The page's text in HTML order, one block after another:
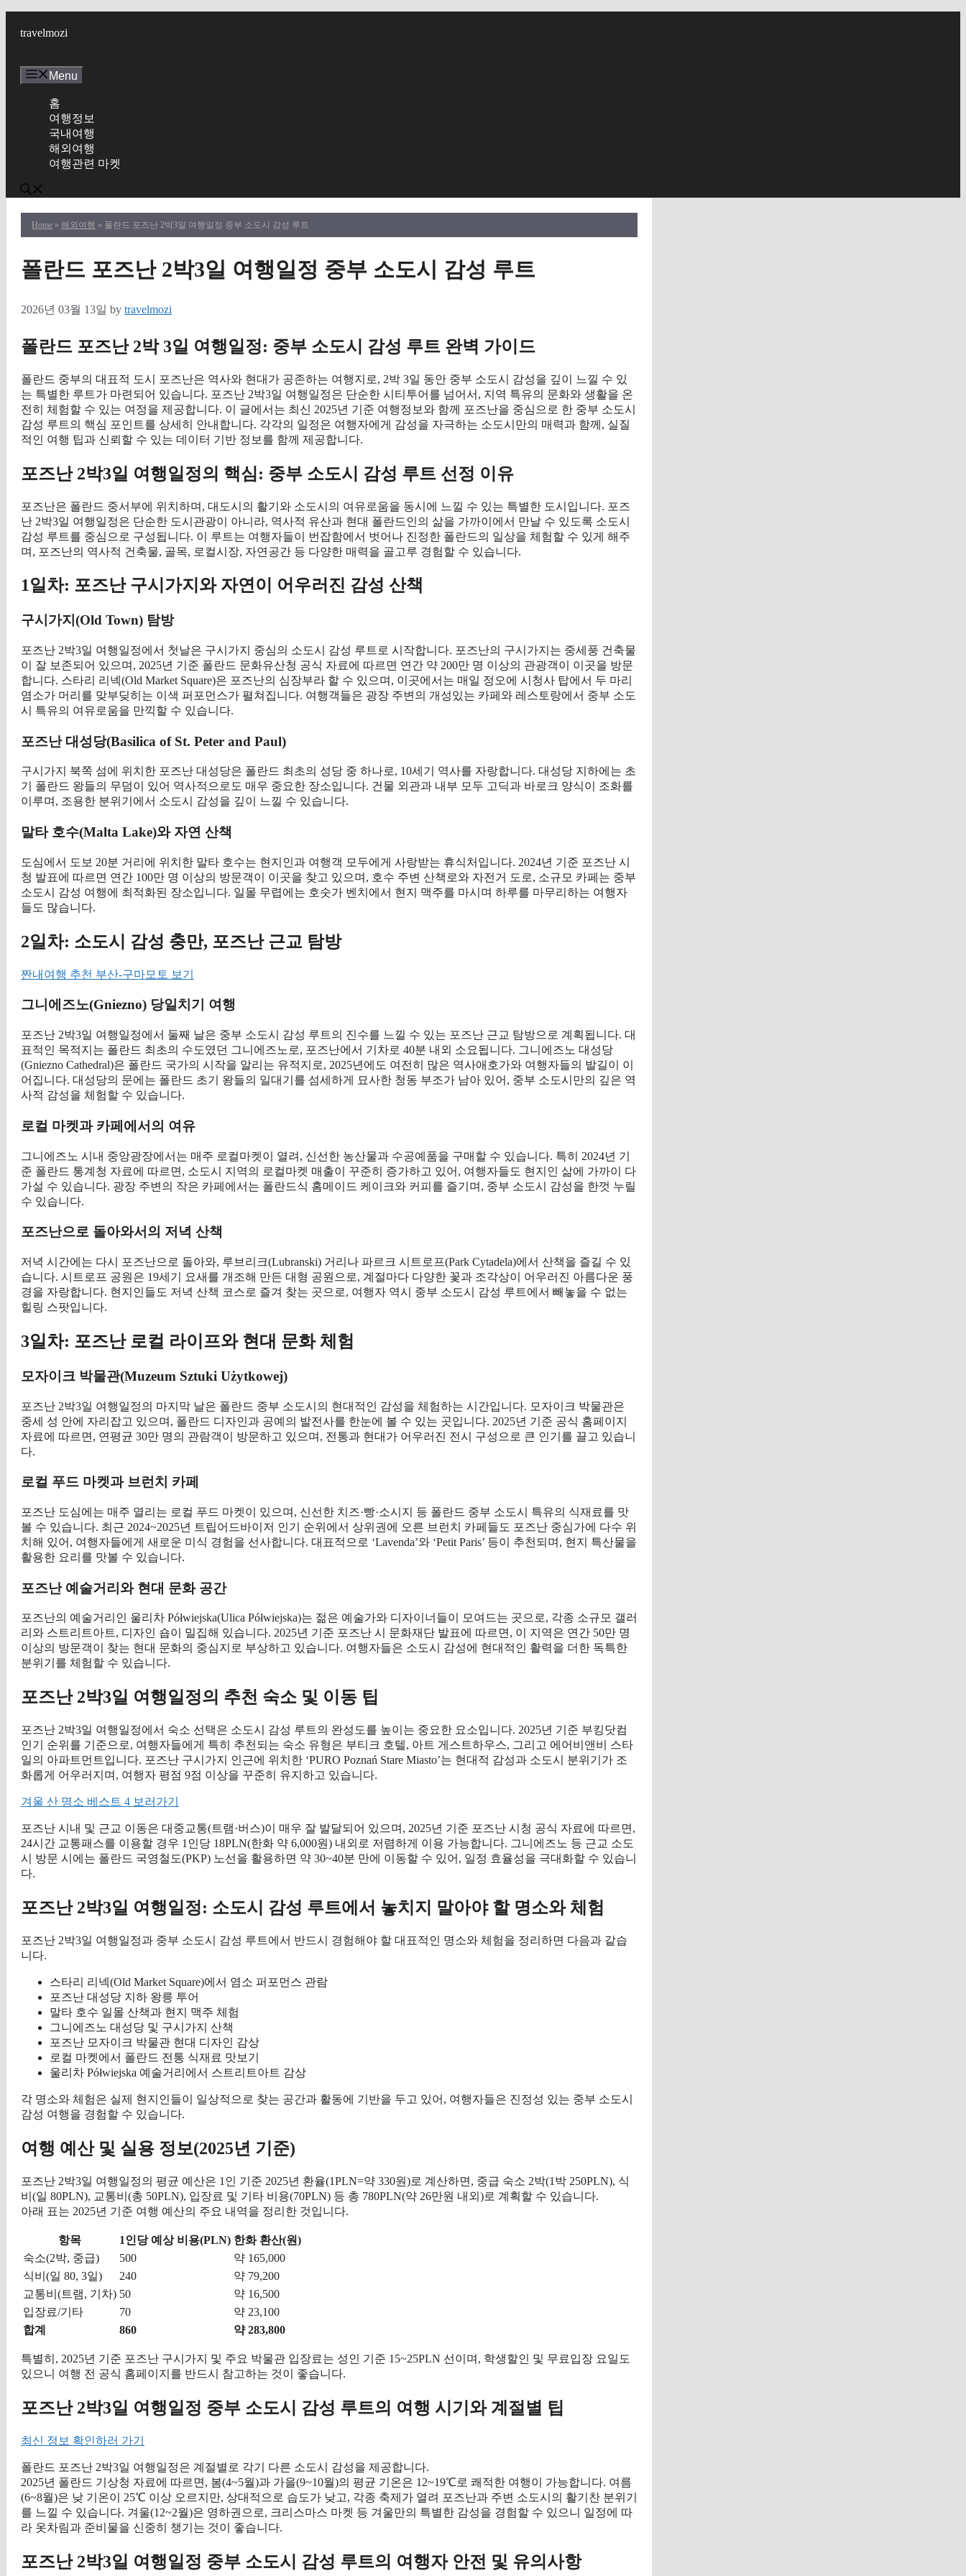
travelmozi
Menu
홈
여행정보
국내여행
해외여행
여행관련 마켓
Home » 해외여행 » 폴란드 포즈난 2박3일 여행일정 중부 소도시 감성 루트
폴란드 포즈난 2박3일 여행일정 중부 소도시 감성 루트
2026년 03월 13일 by travelmozi
폴란드 포즈난 2박 3일 여행일정: 중부 소도시 감성 루트 완벽 가이드
폴란드 중부의 대표적 도시 포즈난은 역사와 현대가 공존하는 여행지로, 2박 3일 동안 중부 소도시 감성을 깊이 느낄 수 있
는 특별한 루트가 마련되어 있습니다. 포즈난 2박3일 여행일정은 단순한 시티투어를 넘어서, 지역 특유의 문화와 생활을 온
전히 체험할 수 있는 여정을 제공합니다. 이 글에서는 최신 2025년 기준 여행정보와 함께 포즈난을 중심으로 한 중부 소도시
감성 루트의 핵심 포인트를 상세히 안내합니다. 각각의 일정은 여행자에게 감성을 자극하는 소도시만의 매력과 함께, 실질
적인 여행 팁과 신뢰할 수 있는 데이터 기반 정보를 함께 제공합니다.
포즈난 2박3일 여행일정의 핵심: 중부 소도시 감성 루트 선정 이유
포즈난은 폴란드 중서부에 위치하며, 대도시의 활기와 소도시의 여유로움을 동시에 느낄 수 있는 특별한 도시입니다. 포즈
난 2박3일 여행일정은 단순한 도시관광이 아니라, 역사적 유산과 현대 폴란드인의 삶을 가까이에서 만날 수 있도록 소도시
감성 루트를 중심으로 구성됩니다. 이 루트는 여행자들이 번잡함에서 벗어나 진정한 폴란드의 일상을 체험할 수 있게 해주
며, 포즈난의 역사적 건축물, 골목, 로컬시장, 자연공간 등 다양한 매력을 골고루 경험할 수 있습니다.
1일차: 포즈난 구시가지와 자연이 어우러진 감성 산책
구시가지(Old Town) 탐방
포즈난 2박3일 여행일정에서 첫날은 구시가지 중심의 소도시 감성 루트로 시작합니다. 포즈난의 구시가지는 중세풍 건축물
이 잘 보존되어 있으며, 2025년 기준 폴란드 문화유산청 공식 자료에 따르면 연간 약 200만 명 이상의 관광객이 이곳을 방문
합니다. 스타리 리넥(Old Market Square)은 포즈난의 심장부라 할 수 있으며, 이곳에서는 매일 정오에 시청사 탑에서 두 마리
염소가 머리를 맞부딪히는 이색 퍼포먼스가 펼쳐집니다. 여행객들은 광장 주변의 개성있는 카페와 레스토랑에서 중부 소도
시 특유의 여유로움을 만끽할 수 있습니다.
포즈난 대성당(Basilica of St. Peter and Paul)
구시가지 북쪽 섬에 위치한 포즈난 대성당은 폴란드 최초의 성당 중 하나로, 10세기 역사를 자랑합니다. 대성당 지하에는 초
기 폴란드 왕들의 무덤이 있어 역사적으로도 매우 중요한 장소입니다. 건물 외관과 내부 모두 고딕과 바로크 양식이 조화를
이루며, 조용한 분위기에서 소도시 감성을 깊이 느낄 수 있습니다.
말타 호수(Malta Lake)와 자연 산책
도심에서 도보 20분 거리에 위치한 말타 호수는 현지인과 여행객 모두에게 사랑받는 휴식처입니다. 2024년 기준 포즈난 시
청 발표에 따르면 연간 100만 명 이상의 방문객이 이곳을 찾고 있으며, 호수 주변 산책로와 자전거 도로, 소규모 카페는 중부
소도시 감성 여행에 최적화된 장소입니다. 일몰 무렵에는 호숫가 벤치에서 현지 맥주를 마시며 하루를 마무리하는 여행자
들도 많습니다.
2일차: 소도시 감성 충만, 포즈난 근교 탐방
짠내여행 추천 부산-구마모토 보기
그니에즈노(Gniezno) 당일치기 여행
포즈난 2박3일 여행일정에서 둘째 날은 중부 소도시 감성 루트의 진수를 느낄 수 있는 포즈난 근교 탐방으로 계획됩니다. 대
표적인 목적지는 폴란드 최초의 수도였던 그니에즈노로, 포즈난에서 기차로 40분 내외 소요됩니다. 그니에즈노 대성당
(Gniezno Cathedral)은 폴란드 국가의 시작을 알리는 유적지로, 2025년에도 여전히 많은 역사애호가와 여행자들의 발길이 이
어집니다. 대성당의 문에는 폴란드 초기 왕들의 일대기를 섬세하게 묘사한 청동 부조가 남아 있어, 중부 소도시만의 깊은 역
사적 감성을 체험할 수 있습니다.
로컬 마켓과 카페에서의 여유
그니에즈노 시내 중앙광장에서는 매주 로컬마켓이 열려, 신선한 농산물과 수공예품을 구매할 수 있습니다. 특히 2024년 기
준 폴란드 통계청 자료에 따르면, 소도시 지역의 로컬마켓 매출이 꾸준히 증가하고 있어, 여행자들도 현지인 삶에 가까이 다
가설 수 있습니다. 광장 주변의 작은 카페에서는 폴란드식 홈메이드 케이크와 커피를 즐기며, 중부 소도시 감성을 한껏 누릴
수 있습니다.
포즈난으로 돌아와서의 저녁 산책
저녁 시간에는 다시 포즈난으로 돌아와, 루브리크(Lubranski) 거리나 파르크 시트로프(Park Cytadela)에서 산책을 즐길 수 있
습니다. 시트로프 공원은 19세기 요새를 개조해 만든 대형 공원으로, 계절마다 다양한 꽃과 조각상이 어우러진 아름다운 풍
경을 자랑합니다. 현지인들도 저녁 산책 코스로 즐겨 찾는 곳으로, 여행자 역시 중부 소도시 감성 루트에서 빼놓을 수 없는
힐링 스팟입니다.
3일차: 포즈난 로컬 라이프와 현대 문화 체험
모자이크 박물관(Muzeum Sztuki Użytkowej)
포즈난 2박3일 여행일정의 마지막 날은 폴란드 중부 소도시의 현대적인 감성을 체험하는 시간입니다. 모자이크 박물관은
중세 성 안에 자리잡고 있으며, 폴란드 디자인과 공예의 발전사를 한눈에 볼 수 있는 곳입니다. 2025년 기준 공식 홈페이지
자료에 따르면, 연평균 30만 명의 관람객이 방문하고 있으며, 전통과 현대가 어우러진 전시 구성으로 큰 인기를 끌고 있습니
다.
로컬 푸드 마켓과 브런치 카페
포즈난 도심에는 매주 열리는 로컬 푸드 마켓이 있으며, 신선한 치즈·빵·소시지 등 폴란드 중부 소도시 특유의 식재료를 맛
볼 수 있습니다. 최근 2024~2025년 트립어드바이저 인기 순위에서 상위권에 오른 브런치 카페들도 포즈난 중심가에 다수 위
치해 있어, 여행자들에게 새로운 미식 경험을 선사합니다. 대표적으로 ‘Lavenda’와 ‘Petit Paris’ 등이 추천되며, 현지 특산물을
활용한 요리를 맛볼 수 있습니다.
포즈난 예술거리와 현대 문화 공간
포즈난의 예술거리인 울리차 Półwiejska(Ulica Półwiejska)는 젊은 예술가와 디자이너들이 모여드는 곳으로, 각종 소규모 갤러
리와 스트리트아트, 디자인 숍이 밀집해 있습니다. 2025년 기준 포즈난 시 문화재단 발표에 따르면, 이 지역은 연간 50만 명
이상의 방문객이 찾는 현대 문화의 중심지로 부상하고 있습니다. 여행자들은 소도시 감성에 현대적인 활력을 더한 독특한
분위기를 체험할 수 있습니다.
포즈난 2박3일 여행일정의 추천 숙소 및 이동 팁
포즈난 2박3일 여행일정에서 숙소 선택은 소도시 감성 루트의 완성도를 높이는 중요한 요소입니다. 2025년 기준 부킹닷컴
인기 순위를 기준으로, 여행자들에게 특히 추천되는 숙소 유형은 부티크 호텔, 아트 게스트하우스, 그리고 에어비앤비 스타
일의 아파트먼트입니다. 포즈난 구시가지 인근에 위치한 ‘PURO Poznań Stare Miasto’는 현대적 감성과 소도시 분위기가 조
화롭게 어우러지며, 여행자 평점 9점 이상을 꾸준히 유지하고 있습니다.
겨울 산 명소 베스트 4 보러가기
포즈난 시내 및 근교 이동은 대중교통(트램·버스)이 매우 잘 발달되어 있으며, 2025년 기준 포즈난 시청 공식 자료에 따르면,
24시간 교통패스를 이용할 경우 1인당 18PLN(한화 약 6,000원) 내외로 저렴하게 이용 가능합니다. 그니에즈노 등 근교 소도
시 방문 시에는 폴란드 국영철도(PKP) 노선을 활용하면 약 30~40분 만에 이동할 수 있어, 일정 효율성을 극대화할 수 있습니
다.
포즈난 2박3일 여행일정: 소도시 감성 루트에서 놓치지 말아야 할 명소와 체험
포즈난 2박3일 여행일정과 중부 소도시 감성 루트에서 반드시 경험해야 할 대표적인 명소와 체험을 정리하면 다음과 같습
니다.
스타리 리넥(Old Market Square)에서 염소 퍼포먼스 관람
포즈난 대성당 지하 왕릉 투어
말타 호수 일몰 산책과 현지 맥주 체험
그니에즈노 대성당 및 구시가지 산책
포즈난 모자이크 박물관 현대 디자인 감상
로컬 마켓에서 폴란드 전통 식재료 맛보기
울리차 Półwiejska 예술거리에서 스트리트아트 감상
각 명소와 체험은 실제 현지인들이 일상적으로 찾는 공간과 활동에 기반을 두고 있어, 여행자들은 진정성 있는 중부 소도시
감성 여행을 경험할 수 있습니다.
여행 예산 및 실용 정보(2025년 기준)
포즈난 2박3일 여행일정의 평균 예산은 1인 기준 2025년 환율(1PLN=약 330원)로 계산하면, 중급 숙소 2박(1박 250PLN), 식
비(일 80PLN), 교통비(총 50PLN), 입장료 및 기타 비용(70PLN) 등 총 780PLN(약 26만원 내외)로 계획할 수 있습니다.
아래 표는 2025년 기준 여행 예산의 주요 내역을 정리한 것입니다.
항목 1인당 예상 비용(PLN) 한화 환산(원)
숙소(2박, 중급)
500
약 165,000
식비(일 80, 3일)
240
약 79,200
교통비(트램, 기차) 50
약 16,500
입장료/기타
70
약 23,100
합계
860 약 283,800
특별히, 2025년 기준 포즈난 구시가지 및 주요 박물관 입장료는 성인 기준 15~25PLN 선이며, 학생할인 및 무료입장 요일도
있으니 여행 전 공식 홈페이지를 반드시 참고하는 것이 좋습니다.
포즈난 2박3일 여행일정 중부 소도시 감성 루트의 여행 시기와 계절별 팁
최신 정보 확인하러 가기
폴란드 포즈난 2박3일 여행일정은 계절별로 각기 다른 소도시 감성을 제공합니다.
2025년 폴란드 기상청 자료에 따르면, 봄(4~5월)과 가을(9~10월)의 평균 기온은 12~19℃로 쾌적한 여행이 가능합니다. 여름
(6~8월)은 낮 기온이 25℃ 이상 오르지만, 상대적으로 습도가 낮고, 각종 축제가 열려 포즈난과 주변 소도시의 활기찬 분위기
를 느낄 수 있습니다. 겨울(12~2월)은 영하권으로, 크리스마스 마켓 등 겨울만의 특별한 감성을 경험할 수 있으니 일정에 따
라 옷차림과 준비물을 신중히 챙기는 것이 좋습니다.
포즈난 2박3일 여행일정 중부 소도시 감성 루트의 여행자 안전 및 유의사항